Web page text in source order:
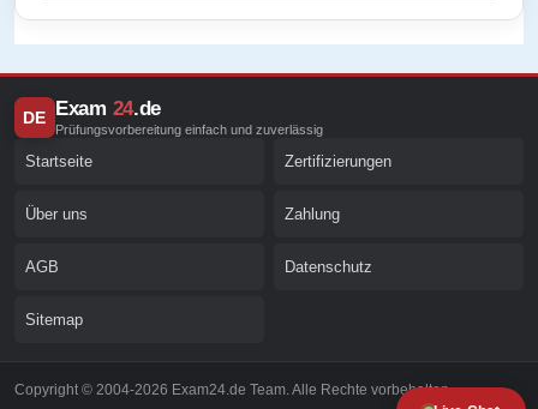
DE Exam 24.de
Prüfungsvorbereitung einfach und zuverlässig
Startseite Zertifizierungen
Über uns Zahlung
AGB Datenschutz
Sitemap
Copyright © 2004-2026 Exam24.de Team. Alle Rechte vorbehalten.